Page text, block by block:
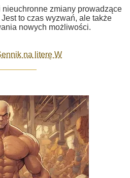
nieuchronne zmiany prowadzące
to czas wyzwań, ale także
nowych możliwości.
na literę W